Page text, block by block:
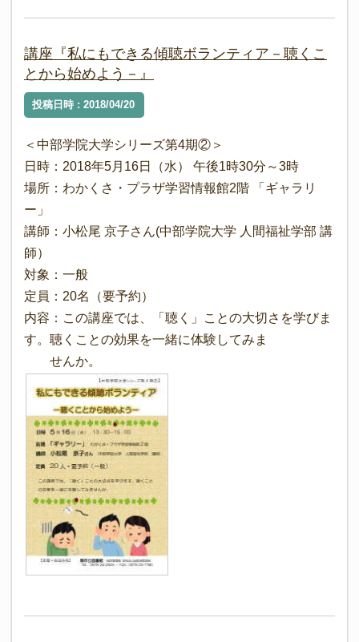
講座『私にもできる傾聴ボランティア－聴くこ
とから始めよう－』
投稿日時 : 2018/04/20
＜中部学院大学シリーズ第4期②＞
日時：2018年5月16日（水） 午後1時30分～3時
場所：わかくさ・プラザ学習情報館2階 「ギャラリ
ー」
講師：小松尾 京子さん(中部学院大学 人間福祉学部 講
師）
対象：一般
定員：20名（要予約）
内容：この講座では、「聴く」ことの大切さを学びま
す。聴くことの効果を一緒に体験してみま
せんか。